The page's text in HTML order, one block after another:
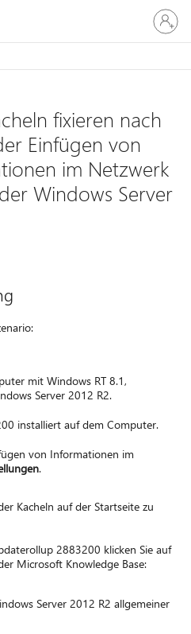
Bei
Ihrem
Konto
fixieren nach
Einfügen von
im Netzwerk
Windows Server
mit Windows RT 8.1,
Server 2012 R2.
installiert auf dem Computer.
von Informationen im
.
Kacheln auf der Startseite zu
2883200 klicken Sie auf
Microsoft Knowledge Base:
Server 2012 R2 allgemeiner